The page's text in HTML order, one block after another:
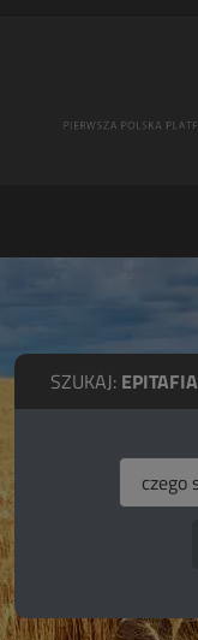
SZUKAJ: EPITAFIA